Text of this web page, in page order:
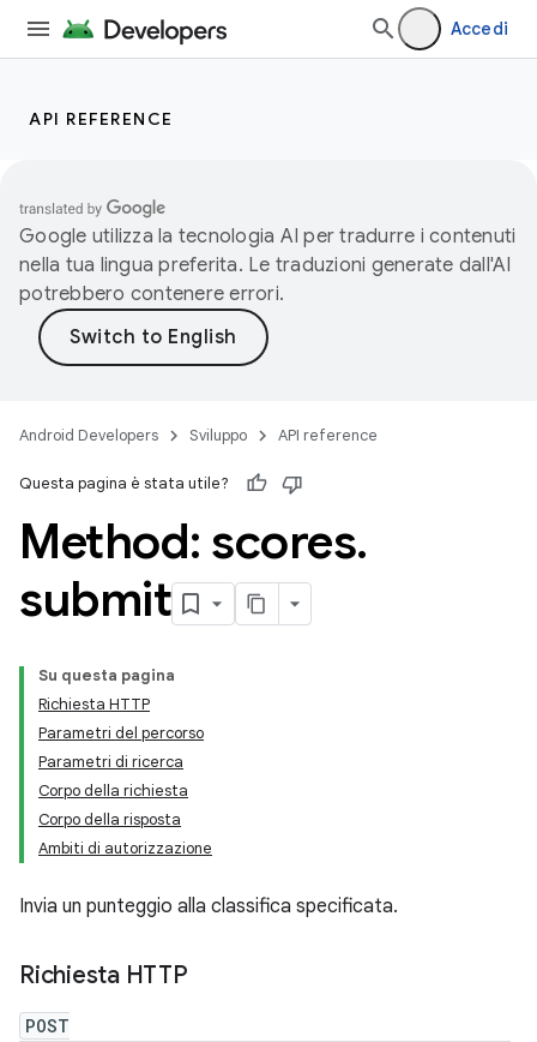
Accedi
API REFERENCE
Google utilizza la tecnologia AI per tradurre i contenuti
nella tua lingua preferita. Le traduzioni generate dall'AI
potrebbero contenere errori.
Android Developers Sviluppo API reference
Questa pagina è stata utile?
Method: scores.
submit
Su questa pagina
Richiesta HTTP
Parametri del percorso
Parametri di ricerca
Corpo della richiesta
Corpo della risposta
Ambiti di autorizzazione
Invia un punteggio alla classifica specificata.
Richiesta HTTP
POST